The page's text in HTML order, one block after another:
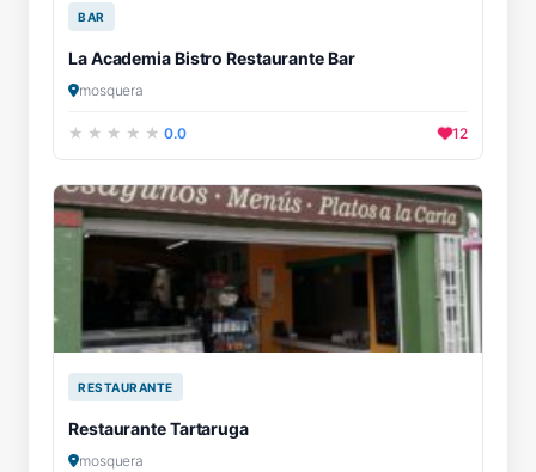
BAR
La Academia Bistro Restaurante Bar
mosquera
0.0 12
RESTAURANTE
Restaurante Tartaruga
mosquera